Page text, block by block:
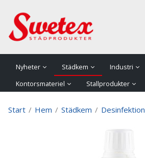
Nyheter Städkem Industri
Kontorsmateriel
Stallprodukter
Start / Hem / Städkem / Desinfektion